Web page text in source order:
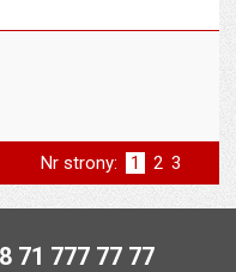
Nr strony: Strona
1 Strona
2 Strona
3
71 777 77 77